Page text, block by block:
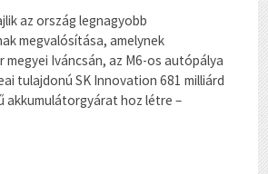
az ország legnagyobb
megvalósítása, amelynek
megyei Iváncsán, az M6-os autópálya
tulajdonú SK Innovation 681 milliárd
akkumulátorgyárat hoz létre –